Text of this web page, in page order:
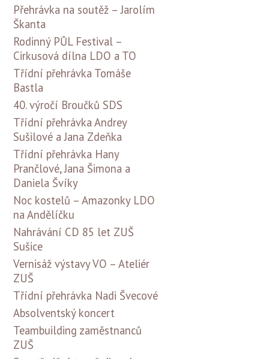
Přehrávka na soutěž – Jarolím
Škanta
Rodinný PŮL Festival –
Cirkusová dílna LDO a TO
Třídní přehrávka Tomáše
Bastla
40. výročí Broučků SDS
Třídní přehrávka Andrey
Sušilové a Jana Zdeňka
Třídní přehrávka Hany
Prančlové, Jana Šimona a
Daniela Švíky
Noc kostelů – Amazonky LDO
na Andělíčku
Nahrávání CD 85 let ZUŠ
Sušice
Vernisáž výstavy VO – Ateliér
ZUŠ
Třídní přehrávka Nadi Švecové
Absolventský koncert
Teambuilding zaměstnanců
ZUŠ